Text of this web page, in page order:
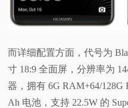
题
而详细配置方面，代号为
寸 18:9 全面屏，分辨率为
器，拥有 6G RAM+64/128G
Ah 电池，支持 22.5W 的